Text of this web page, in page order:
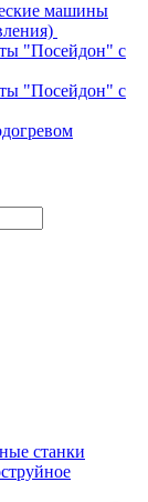
машины
"Посейдон" с
"Посейдон" с
станки